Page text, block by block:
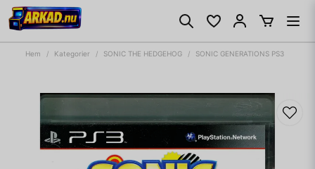
Hem Kategorier SONIC THE HEDGEHOG SONIC GENERATIONS PS3